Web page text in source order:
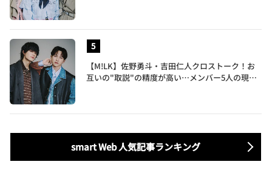
【M!LK】佐野勇斗・吉田仁人クロストーク！お
互いの"取説"の精度が高い…メンバー5人の現在
smart Web 人気記事ランキング